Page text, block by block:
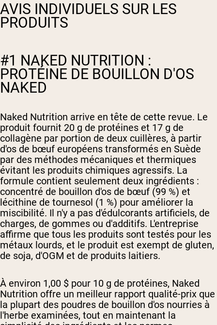
AVIS INDIVIDUELS SUR LES
PRODUITS
#1 NAKED NUTRITION :
PROTÉINE DE BOUILLON D'OS
NAKED
Naked Nutrition arrive en tête de cette revue. Le
produit fournit 20 g de protéines et 17 g de
collagène par portion de deux cuillères, à partir
d'os de bœuf européens transformés en Suède
par des méthodes mécaniques et thermiques
évitant les produits chimiques agressifs. La
formule contient seulement deux ingrédients :
concentré de bouillon d'os de bœuf (99 %) et
lécithine de tournesol (1 %) pour améliorer la
miscibilité. Il n'y a pas d'édulcorants artificiels, de
charges, de gommes ou d'additifs. L'entreprise
affirme que tous les produits sont testés pour les
métaux lourds, et le produit est exempt de gluten,
de soja, d'OGM et de produits laitiers.
À environ 1,00 $ pour 10 g de protéines, Naked
Nutrition offre un meilleur rapport qualité-prix que
la plupart des poudres de bouillon d'os nourries à
l'herbe examinées, tout en maintenant la